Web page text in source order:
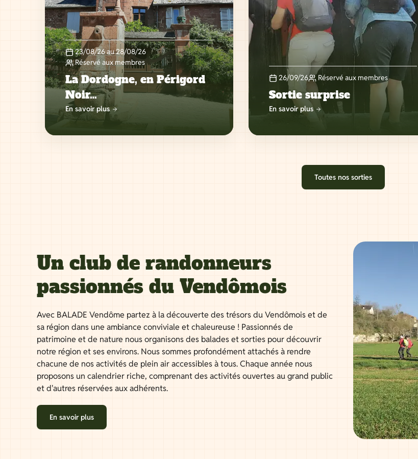
23/08/26 au 28/08/26
Réservé aux membres
La Dordogne, en Périgord
Noir…
En savoir plus
26/09/26 Réservé aux membres
Sortie surprise
En savoir plus
Toutes nos sorties
Un club de randonneurs
passionnés du Vendômois
Avec BALADE Vendôme partez à la découverte des trésors du Vendômois et de
sa région dans une ambiance conviviale et chaleureuse ! Passionnés de
patrimoine et de nature nous organisons des balades et sorties pour découvrir
notre région et ses environs. Nous sommes profondément attachés à rendre
chacune de nos activités de plein air accessibles à tous. Chaque année nous
proposons un calendrier riche, comprenant des activités ouvertes au grand public
et d'autres réservées aux adhérents.
En savoir plus